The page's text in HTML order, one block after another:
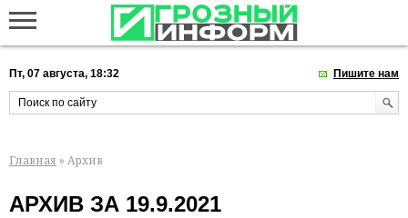
Пт, 07 августа, 18:32 Пишите нам
Главная » Архив
АРХИВ ЗА 19.9.2021